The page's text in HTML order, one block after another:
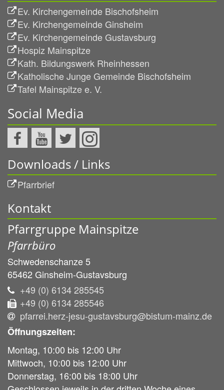
Ev. Kirchengemeinde Bischofsheim
Ev. Kirchengemeinde Ginsheim
Ev. Kirchengemeinde Gustavsburg
Hospiz Mainspitze
Kath. Bildungswerk Rheinhessen
Katholische Junge Gemeinde Bischofsheim
Tafel Mainspitze e. V.
Social Media
Downloads / Links
Pfarrbrief
Kontakt
Pfarrgruppe Mainspitze
Pfarrbüro
Schwedenschanze 5
65462 Ginsheim-Gustavsburg
+49 (0) 6134 285545
+49 (0) 6134 285546
pfarrei.herz-jesu-gustavsburg@bistum-mainz.de
Öffnungszeiten:
Montag, 10:00 bis 12:00 Uhr
Mittwoch, 10:00 bis 12:00 Uhr
Donnerstag, 16:00 bis 18:00 Uhr